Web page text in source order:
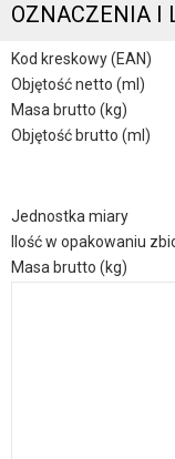
OZNACZENIA I
Kod kreskowy (EAN)
Objętość netto (ml)
Masa brutto (kg)
Objętość brutto (ml)
Jednostka miary
Ilość w opakowaniu
Masa brutto (kg)